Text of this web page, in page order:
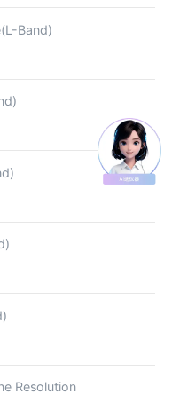
Band)
Resolution